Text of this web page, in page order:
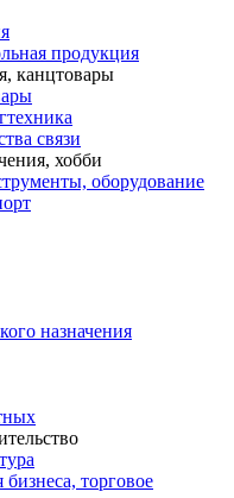
продукция
канцтовары
связи
хобби
оборудование
назначения
торговое